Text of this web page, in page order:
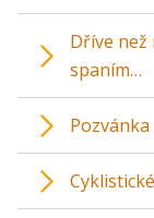
Dříve než
spaním…